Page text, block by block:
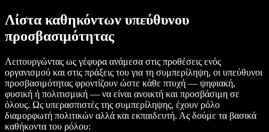
Λίστα καθηκόντων υπεύθυνου
προσβασιμότητας
Λειτουργώντας ως γέφυρα ανάμεσα στις προθέσεις ενός
οργανισμού και στις πράξεις του για τη συμπερίληψη, οι υπεύθυνοι
προσβασιμότητας φροντίζουν ώστε κάθε πτυχή — ψηφιακή,
φυσική ή πολιτισμική — να είναι ανοικτή και προσβάσιμη σε
όλους. Ως υπερασπιστές της συμπερίληψης, έχουν ρόλο
διαμορφωτή πολιτικών αλλά και εκπαιδευτή. Ας δούμε τα βασικά
καθήκοντα του ρόλου: